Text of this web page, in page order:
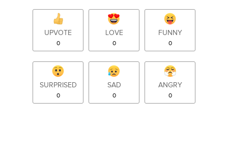
UPVOTE
0
LOVE
0
FUNNY
0
SURPRISED
0
SAD
0
ANGRY
0